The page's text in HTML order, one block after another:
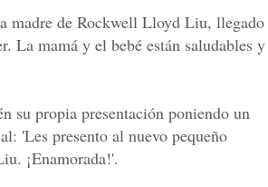
madre de Rockwell Lloyd Liu, llegado
La mamá y el bebé están saludables y
su propia presentación poniendo un
'Les presento al nuevo pequeño
¡Enamorada!'.